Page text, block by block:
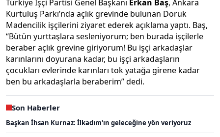
Türkiye İşçi Partisi Genel Başkanı Erkan Baş, Ankara
Kurtuluş Parkı’nda açlık grevinde bulunan Doruk
Madencilik işçilerini ziyaret ederek açıklama yaptı. Baş,
“Bütün yurttaşlara sesleniyorum; ben burada işçilerle
beraber açlık grevine giriyorum! Bu işçi arkadaşlar
karınlarını doyurana kadar, bu işçi arkadaşların
çocukları evlerinde karınları tok yatağa girene kadar
ben bu arkadaşlarla beraberim” dedi.
Son Haberler
Başkan İhsan Kurnaz: İlkadım'ın geleceğine yön veriyoruz